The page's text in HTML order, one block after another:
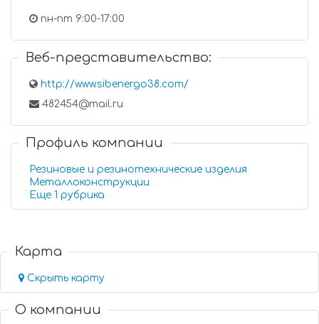
пн-пт 9:00-17:00
Веб-представительство:
http://www.sibenergo38.com/
482454@mail.ru
Профиль компании
Резиновые и резинотехнические изделия
Металлоконструкции
Еще 1 рубрика
Карта
Скрыть карту
О компании